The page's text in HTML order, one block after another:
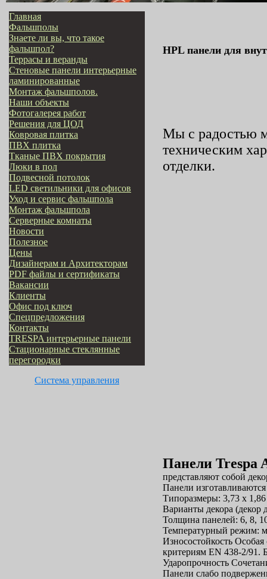
Главная
Фальшполы
Знаете ли вы, что такое
фальшпол?
Террасы и веранды
Стеновые панели интерьерные
ламинированные
Монтаж фальшполов.
Наши объекты
Фотогалерея работ
Решения для ЦОД
Ковровая плитка
ПВХ плитка
Тканые ПВХ покрытия
Люки в пол
Подвесной потолок
LED светильники для офисов
Уход и сервис фальшпола
Монтаж фальшпола
Серверные комнаты
Новости
Полезное
Цены
Дизайнерам и Архитекторам
PDF файлы и сертификаты
Вакансии
Клиенты
Офис под ключ
Cпецпредложения
Контакты
TRESPA интерьерные панели
Стационарные стеклянные
перегородки
Система управления
HPL панели для
Мы с радостью
техническим
отделки.
Панели Trespa
представляют собой
Панели
Типоразмеры: 3,73 х
Варианты декора (декор
Толщина панелей: 6, 8,
Температурный режим:
Износостойкость
критериям EN 438-2/91.
Ударопрочность
Панели слабо